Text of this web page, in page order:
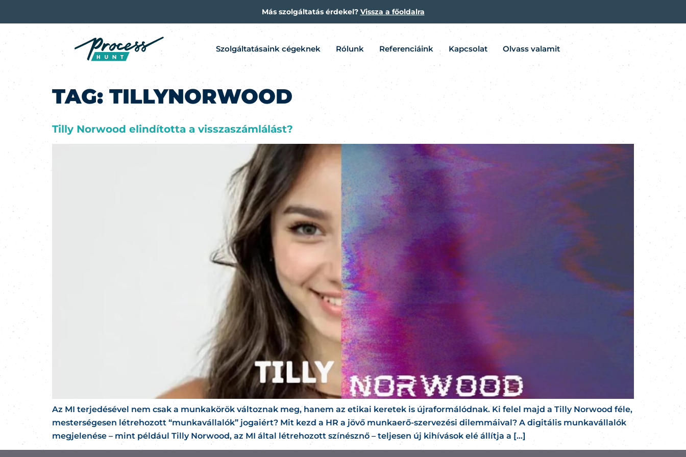
Más szolgáltatás érdekel? Vissza a főoldalra
Szolgáltatásaink cégeknek Rólunk Referenciáink Kapcsolat Olvass valamit
TAG:TILLYNORWOOD
Tilly Norwood elindította a visszaszámlálást?
Az MI terjedésével nem csak a munkakörök változnak meg, hanem az etikai keretek is újraformálódnak. Ki felel majd a Tilly Norwood féle,
mesterségesen létrehozott “munkavállalók” jogaiért? Mit kezd a HR a jövő munkaerő-szervezési dilemmáival? A digitális munkavállalók
megjelenése – mint például Tilly Norwood, az MI által létrehozott színésznő – teljesen új kihívások elé állítja a […]